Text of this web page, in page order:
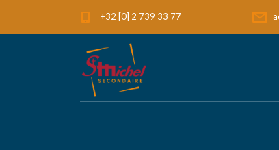
+32 [0] 2 739 33 77